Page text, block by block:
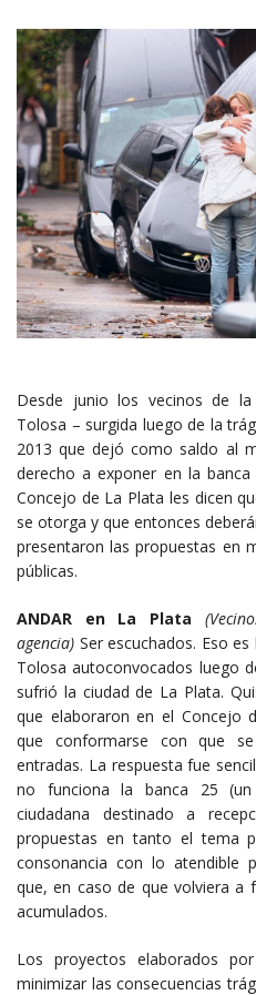
Desde junio los vecinos de la
Tolosa – surgida luego de la
2013 que dejó como saldo al
derecho a exponer en la
Concejo de La Plata les dicen
se otorga y que entonces
presentaron las propuestas en
públicas.
ANDAR en La Plata
agencia) Ser escuchados. Eso
Tolosa autoconvocados luego
sufrió la ciudad de La Plata.
que elaboraron en el Concejo
que conformarse con que
entradas. La respuesta fue
no funciona la banca 25 (un
ciudadana destinado a
propuestas en tanto el tema
consonancia con lo atendible
que, en caso de que volviera a
acumulados.
Los proyectos elaborados
minimizar las consecuencias